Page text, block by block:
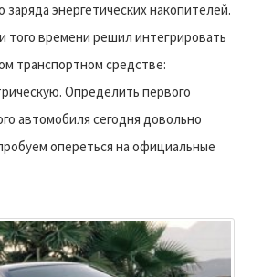
заряда энергетических накопителей.
того времени решил интегрировать
транспортном средстве:
Определить первого
автомобиля сегодня довольно
опереться на официальные